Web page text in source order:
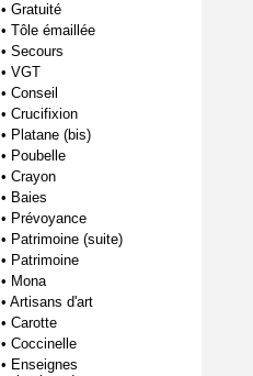
• Gratuité
• Tôle émaillée
• Secours
• VGT
• Conseil
• Crucifixion
• Platane (bis)
• Poubelle
• Crayon
• Baies
• Prévoyance
• Patrimoine (suite)
• Patrimoine
• Mona
• Artisans d'art
• Carotte
• Coccinelle
• Enseignes